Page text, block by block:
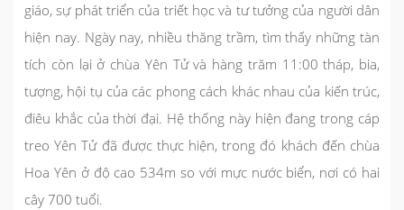
giáo, sự phát triển của triết học và tư tưởng của người dân
hiện nay. Ngày nay, nhiều thăng trầm, tìm thấy những tàn
tích còn lại ở chùa Yên Tử và hàng trăm 11:00 tháp, bia,
tượng, hội tụ của các phong cách khác nhau của kiến ​​trúc,
điêu khắc của thời đại. Hệ thống này hiện đang trong cáp
treo Yên Tử đã được thực hiện, trong đó khách đến chùa
Hoa Yên ở độ cao 534m so với mực nước biển, nơi có hai
cây 700 tuổi.